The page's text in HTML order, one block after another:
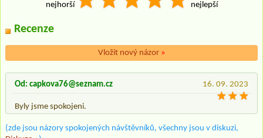
nejhorší nejlepší
Recenze
Vložit nový názor »
16. 09. 2023
Od: capkova76@seznam.cz
Byly jsme spokojeni.
(zde jsou názory spokojených návštěvníků, všechny jsou v diskuzi,